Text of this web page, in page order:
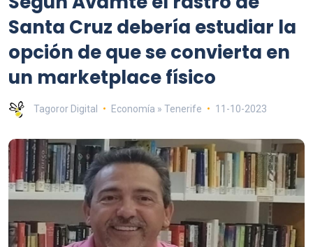
Santa Cruz debería estudiar la
opción de que se convierta en
un marketplace físico
Tagoror Digital Economía » Tenerife 11-10-2023